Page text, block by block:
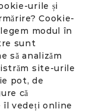
urile și
Cookie-
modul în
sunt
să analizăm
site-urile
pot, de
că
îl vedeți online